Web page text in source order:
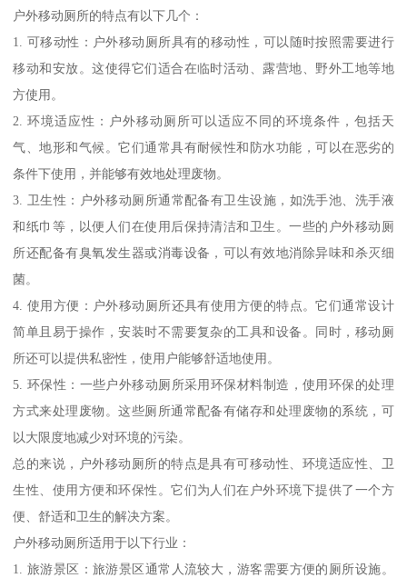
户外移动厕所的特点有以下几个：
1. 可移动性：户外移动厕所具有的移动性，可以随时按照需要进行
移动和安放。这使得它们适合在临时活动、露营地、野外工地等地
方使用。
2. 环境适应性：户外移动厕所可以适应不同的环境条件，包括天
气、地形和气候。它们通常具有耐候性和防水功能，可以在恶劣的
条件下使用，并能够有效地处理废物。
3. 卫生性：户外移动厕所通常配备有卫生设施，如洗手池、洗手液
和纸巾等，以便人们在使用后保持清洁和卫生。一些的户外移动厕
所还配备有臭氧发生器或消毒设备，可以有效地消除异味和杀灭细
菌。
4. 使用方便：户外移动厕所还具有使用方便的特点。它们通常设计
简单且易于操作，安装时不需要复杂的工具和设备。同时，移动厕
所还可以提供私密性，使用户能够舒适地使用。
5. 环保性：一些户外移动厕所采用环保材料制造，使用环保的处理
方式来处理废物。这些厕所通常配备有储存和处理废物的系统，可
以大限度地减少对环境的污染。
总的来说，户外移动厕所的特点是具有可移动性、环境适应性、卫
生性、使用方便和环保性。它们为人们在户外环境下提供了一个方
便、舒适和卫生的解决方案。
户外移动厕所适用于以下行业：
1. 旅游景区：旅游景区通常人流较大，游客需要方便的厕所设施。